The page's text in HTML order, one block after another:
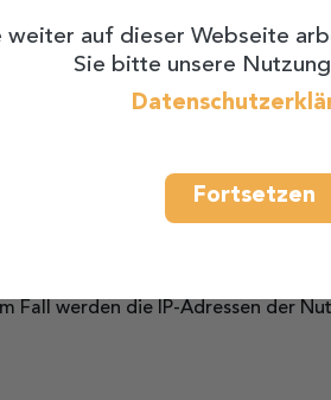
weiter auf dieser Webseite
Sie bitte unsere
Fortsetzen
durch unseren Dienstleister
nach Art 28 DSGVO, der
statt.
Zweckes ihrer Erhebung nicht
ist. Im Falle der Speicherung der
Fall werden die IP-Adressen der